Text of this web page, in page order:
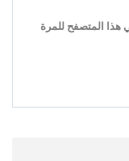
هذا المتصفح للمرة